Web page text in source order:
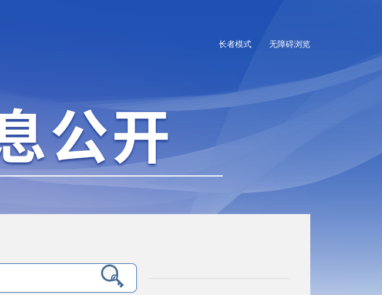
无障碍浏览
长者模式